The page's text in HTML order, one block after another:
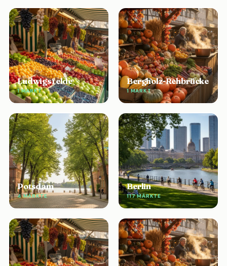
Ludwigsfelde
1 MARKT
Bergholz-Rehbrücke
1 MARKT
Potsdam
4 MÄRKTE
Berlin
117 MÄRKTE